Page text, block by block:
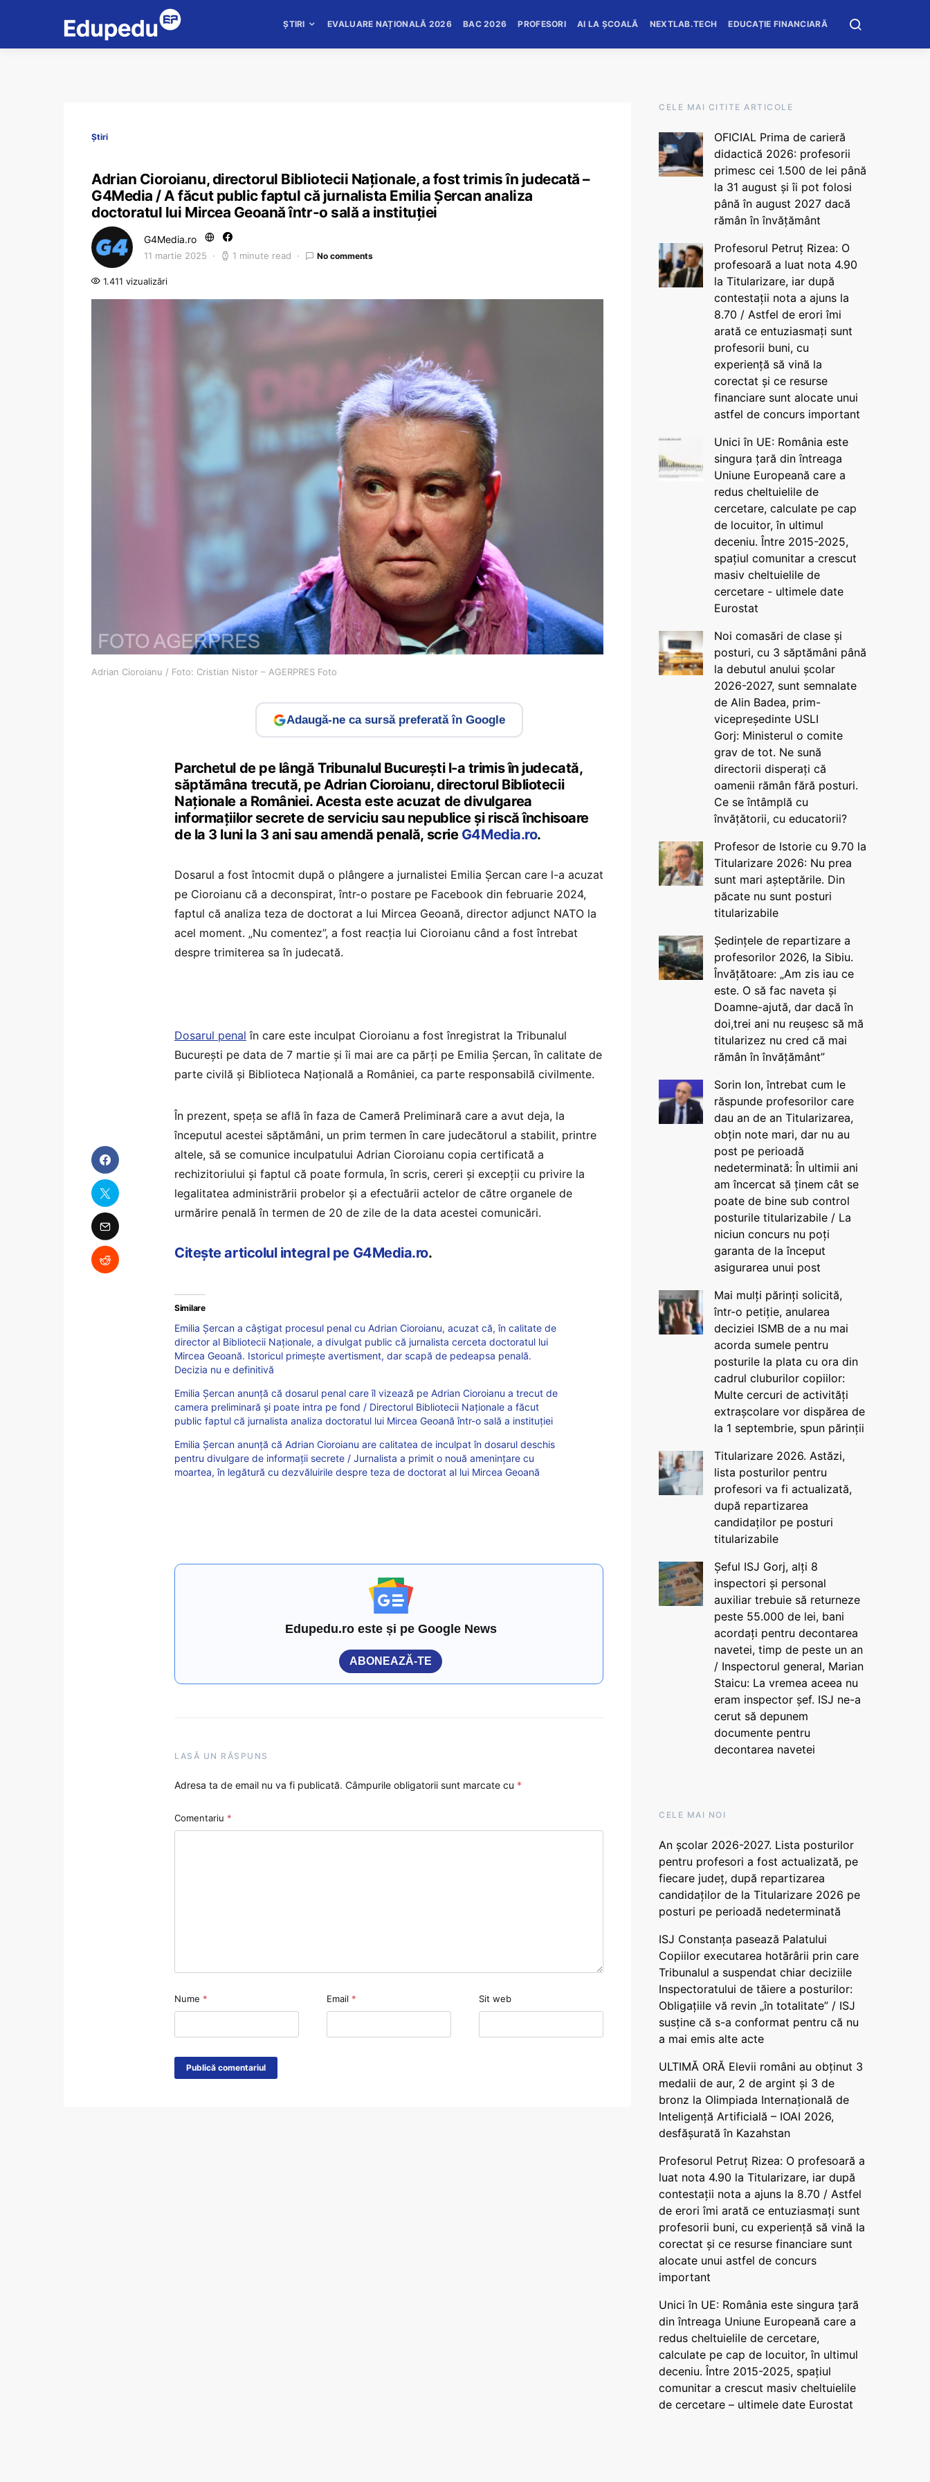
ȘTIRI EVALUARE NAȚIONALĂ 2026 BAC 2026 PROFESORI AI LA ȘCOALĂ NEXTLAB.TECH EDUCAȚIE FINANCIARĂ
Știri
Adrian Cioroianu, directorul Bibliotecii Naționale, a fost trimis în judecată –
G4Media / A făcut public faptul că jurnalista Emilia Șercan analiza
doctoratul lui Mircea Geoană într-o sală a instituției
G4Media.ro
11 martie 2025 1 minute read No comments
1.411 vizualizări
Adrian Cioroianu / Foto: Cristian Nistor – AGERPRES Foto
Adaugă-ne ca sursă preferată în Google
Parchetul de pe lângă Tribunalul București l-a trimis în judecată,
săptămâna trecută, pe Adrian Cioroianu, directorul Bibliotecii
Naționale a României. Acesta este acuzat de divulgarea
informațiilor secrete de serviciu sau nepublice și riscă închisoare
de la 3 luni la 3 ani sau amendă penală, scrie G4Media.ro.
Dosarul a fost întocmit după o plângere a jurnalistei Emilia Șercan care l-a acuzat
pe Cioroianu că a deconspirat, într-o postare pe Facebook din februarie 2024,
faptul că analiza teza de doctorat a lui Mircea Geoană, director adjunct NATO la
acel moment. „Nu comentez”, a fost reacția lui Cioroianu când a fost întrebat
despre trimiterea sa în judecată.
Dosarul penal în care este inculpat Cioroianu a fost înregistrat la Tribunalul
București pe data de 7 martie și îi mai are ca părți pe Emilia Șercan, în calitate de
parte civilă și Biblioteca Națională a României, ca parte responsabilă civilmente.
În prezent, speța se află în faza de Cameră Preliminară care a avut deja, la
începutul acestei săptămâni, un prim termen în care judecătorul a stabilit, printre
altele, să se comunice inculpatului Adrian Cioroianu copia certificată a
rechizitoriului și faptul că poate formula, în scris, cereri și excepții cu privire la
legalitatea administrării probelor și a efectuării actelor de către organele de
urmărire penală în termen de 20 de zile de la data acestei comunicări.
Citește articolul integral pe G4Media.ro.
Similare
Emilia Șercan a câștigat procesul penal cu Adrian Cioroianu, acuzat că, în calitate de
director al Bibliotecii Naționale, a divulgat public că jurnalista cerceta doctoratul lui
Mircea Geoană. Istoricul primește avertisment, dar scapă de pedeapsa penală.
Decizia nu e definitivă
Emilia Șercan anunță că dosarul penal care îl vizează pe Adrian Cioroianu a trecut de
camera preliminară și poate intra pe fond / Directorul Bibliotecii Naționale a făcut
public faptul că jurnalista analiza doctoratul lui Mircea Geoană într-o sală a instituției
Emilia Şercan anunţă că Adrian Cioroianu are calitatea de inculpat în dosarul deschis
pentru divulgare de informaţii secrete / Jurnalista a primit o nouă ameninţare cu
moartea, în legătură cu dezvăluirile despre teza de doctorat al lui Mircea Geoană
Edupedu.ro este și pe Google News
ABONEAZĂ-TE
LASĂ UN RĂSPUNS
Adresa ta de email nu va fi publicată. Câmpurile obligatorii sunt marcate cu *
Comentariu *
Nume * Email * Sit web
CELE MAI CITITE ARTICOLE
OFICIAL Prima de carieră
didactică 2026: profesorii
primesc cei 1.500 de lei până
la 31 august și îi pot folosi
până în august 2027 dacă
rămân în învățământ
Profesorul Petruț Rizea: O
profesoară a luat nota 4.90
la Titularizare, iar după
contestații nota a ajuns la
8.70 / Astfel de erori îmi
arată ce entuziasmați sunt
profesorii buni, cu
experiență să vină la
corectat și ce resurse
financiare sunt alocate unui
astfel de concurs important
Unici în UE: România este
singura țară din întreaga
Uniune Europeană care a
redus cheltuielile de
cercetare, calculate pe cap
de locuitor, în ultimul
deceniu. Între 2015-2025,
spațiul comunitar a crescut
masiv cheltuielile de
cercetare - ultimele date
Eurostat
Noi comasări de clase și
posturi, cu 3 săptămâni până
la debutul anului școlar
2026-2027, sunt semnalate
de Alin Badea, prim-
vicepreședinte USLI
Gorj: Ministerul o comite
grav de tot. Ne sună
directorii disperați că
oamenii rămân fără posturi.
Ce se întâmplă cu
învățătorii, cu educatorii?
Profesor de Istorie cu 9.70 la
Titularizare 2026: Nu prea
sunt mari așteptările. Din
păcate nu sunt posturi
titularizabile
Ședințele de repartizare a
profesorilor 2026, la Sibiu.
Învățătoare: „Am zis iau ce
este. O să fac naveta și
Doamne-ajută, dar dacă în
doi,trei ani nu reușesc să mă
titularizez nu cred că mai
rămân în învățământ”
Sorin Ion, întrebat cum le
răspunde profesorilor care
dau an de an Titularizarea,
obțin note mari, dar nu au
post pe perioadă
nedeterminată: În ultimii ani
am încercat să ținem cât se
poate de bine sub control
posturile titularizabile / La
niciun concurs nu poți
garanta de la început
asigurarea unui post
Mai mulți părinți solicită,
într-o petiție, anularea
deciziei ISMB de a nu mai
acorda sumele pentru
posturile la plata cu ora din
cadrul cluburilor copiilor:
Multe cercuri de activități
extrașcolare vor dispărea de
la 1 septembrie, spun părinții
Titularizare 2026. Astăzi,
lista posturilor pentru
profesori va fi actualizată,
după repartizarea
candidaților pe posturi
titularizabile
Șeful ISJ Gorj, alți 8
inspectori și personal
auxiliar trebuie să returneze
peste 55.000 de lei, bani
acordați pentru decontarea
navetei, timp de peste un an
/ Inspectorul general, Marian
Staicu: La vremea aceea nu
eram inspector șef. ISJ ne-a
cerut să depunem
documente pentru
decontarea navetei
CELE MAI NOI
An școlar 2026-2027. Lista posturilor
pentru profesori a fost actualizată, pe
fiecare județ, după repartizarea
candidaților de la Titularizare 2026 pe
posturi pe perioadă nedeterminată
ISJ Constanța pasează Palatului
Copiilor executarea hotărârii prin care
Tribunalul a suspendat chiar deciziile
Inspectoratului de tăiere a posturilor:
Obligațiile vă revin „în totalitate” / ISJ
susține că s-a conformat pentru că nu
a mai emis alte acte
ULTIMĂ ORĂ Elevii români au obținut 3
medalii de aur, 2 de argint și 3 de
bronz la Olimpiada Internațională de
Inteligență Artificială – IOAI 2026,
desfășurată în Kazahstan
Profesorul Petruț Rizea: O profesoară a
luat nota 4.90 la Titularizare, iar după
contestații nota a ajuns la 8.70 / Astfel
de erori îmi arată ce entuziasmați sunt
profesorii buni, cu experiență să vină la
corectat și ce resurse financiare sunt
alocate unui astfel de concurs
important
Unici în UE: România este singura țară
din întreaga Uniune Europeană care a
redus cheltuielile de cercetare,
calculate pe cap de locuitor, în ultimul
deceniu. Între 2015-2025, spațiul
comunitar a crescut masiv cheltuielile
de cercetare – ultimele date Eurostat